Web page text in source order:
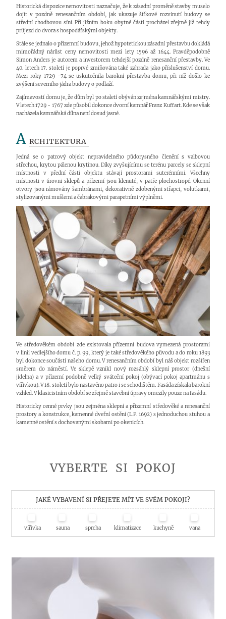
Historická dispozice nemovitosti naznačuje, že k zásadní proměně stavby muselo
dojít v pozdně renesančním období, jak ukazuje šířkové rozvinutí budovy se
střední chodbovou síní. Při jižním boku obytné části procházel zřejmě již tehdy
průjezd do dvora s hospodářskými objekty.
Stále se jednalo o přízemní budovu, jehož hypotetickou zásadní přestavbu dokládá
mimořádný nárůst ceny nemovitosti mezi lety 1596 až 1644. Pravděpodobně
Simon Anders je autorem a investorem tehdejší pozdně renesanční přestavby. Ve
40. letech 17. století je poprvé zmiňována také zahrada jako příslušenství domu.
Mezi roky 1729 -74 se uskutečnila barokní přestavba domu, při níž došlo ke
zvýšení severního jádra budovy o podlaží.
Zajímavostí domu je, že dům byl po staletí obýván zejména kamnářskými mistry.
V letech 1729 - 1767 zde působil dokonce dvorní kamnář Franz Kuffart. Kde se však
nacházela kamnářská dílna není dosud jasné.
A RCHITEKTURA
Jedná se o patrový objekt nepravidelného půdorysného členění s valbovou
střechou, krytou pálenou krytinou. Díky zvyšujícímu se terénu parcely se sklepní
místnosti v přední části objektu stávají prostorami suterénními. Všechny
místnosti v úrovni sklepů a přízemí jsou klenuté, v patře plochostropé. Okenní
otvory jsou rámovány šambránami, dekorativně zdobenými střapci, volutkami,
stylizovanými mušlemi a čabrakovými parapetními výplněmi.
Ve středověkém období zde existovala přízemní budova vymezená prostorami
v linii vedlejšího domu č. p. 99, který je také středověkého původu a do roku 1893
byl dokonce součástí našeho domu. V renesančním období byl náš objekt rozšířen
směrem do náměstí. Ve sklepě vznikl nový rozsáhlý sklepní prostor (dnešní
jídelna) a v přízemí podobně velký sváteční pokoj (obývací pokoj apartmánu s
vířivkou). V 18. století bylo nastavěno patro i se schodištěm. Fasáda získala barokní
vzhled. V klasicistním období se zřejmě stavební úpravy omezily pouze na fasádu.
Historicky cenné prvky jsou zejména sklepní a přízemní středověké a renesanční
prostory a konstrukce, kamenné dveřní ostění (L.P. 1692) s jednoduchou stuhou a
kamenné ostění s dochovanými skobami po okenicích.
VYBERTE SI POKOJ
JAKÉ VYBAVENÍ SI PŘEJETE MÍT VE SVÉM POKOJI?
vířivka sauna sprcha klimatizace kuchyně vana